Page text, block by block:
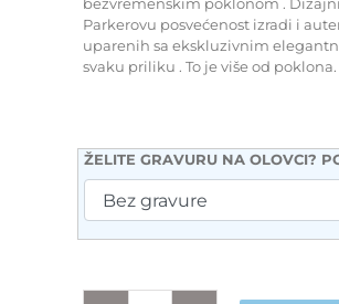
Parkerovu posvećenost izradi i
uparenih sa ekskluzivnim
svaku priliku . To je više od poklona.
ŽELITE GRAVURU NA OLOVCI?